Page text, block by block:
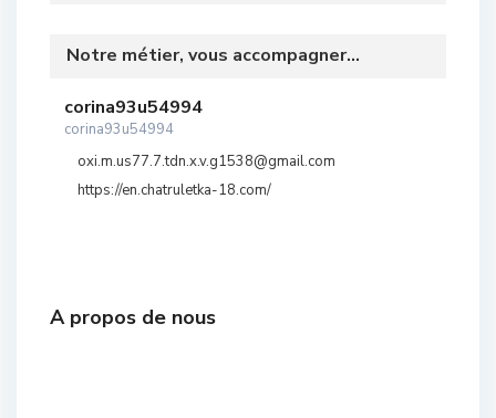
Notre métier, vous accompagner...
corina93u54994
corina93u54994
oxi.m.us77.7.tdn.x.v.g1538@gmail.com
https://en.chatruletka-18.com/
A propos de nous